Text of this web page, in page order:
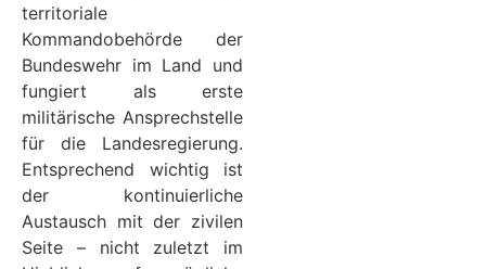
territoriale
Kommandobehörde der
Bundeswehr im Land und
fungiert als erste
militärische Ansprechstelle
für die Landesregierung.
Entsprechend wichtig ist
der kontinuierliche
Austausch mit der zivilen
Seite – nicht zuletzt im